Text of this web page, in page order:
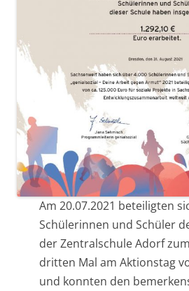
Am 20.07.2021 beteiligten
Schülerinnen und Schüler
der Zentralschule Adorf
dritten Mal am Aktionstag
und konnten den